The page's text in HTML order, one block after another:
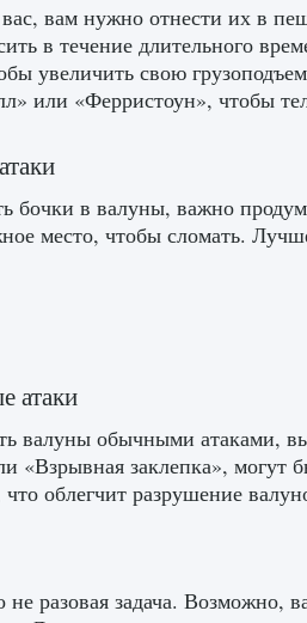
вам нужно отнести их в
в течение длительного
увеличить свою
или «Ферристоун», чтобы
бочки в валуны, важно
место, чтобы сломать.
атаки
валуны обычными атаками,
«Взрывная заклепка»,
облегчит разрушение
разовая задача. Возможно,